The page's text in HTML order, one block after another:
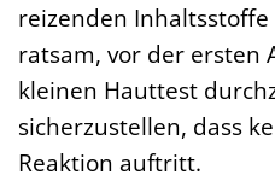
reizenden
ratsam, vor der ersten
kleinen Hauttest
sicherzustellen, dass
Reaktion auftritt.